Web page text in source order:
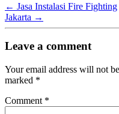
← Jasa Instalasi Fire Fighting
Jakarta →
Leave a comment
Your email address will not
marked *
Comment *